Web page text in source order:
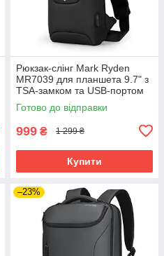
Рюкзак-слінг Mark Ryden
MR7039 для планшета 9.7" з
TSA-замком та USB-портом
(Чорний)
Готово до відправки
999 ₴ 1 299 ₴
Купити
–23%